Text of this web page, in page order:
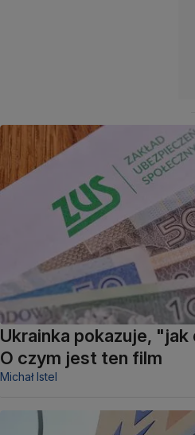
Ukrainka pokazuje,
O czym jest ten film
Michał Istel